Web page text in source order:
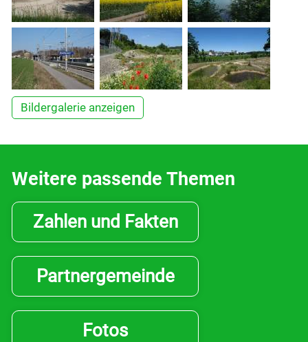
Wirtschaft
Politik
Freizeit & Kultur
Bildung & Jugend
Kontakt
Login
Drucken
Bildergalerie anzeigen
Weitere passende Themen
Zahlen und Fakten
Partnergemeinde
Fotos